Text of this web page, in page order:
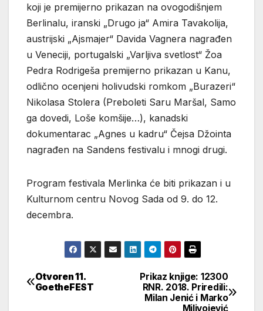
koji je premijerno prikazan na ovogodišnjem
Berlinalu, iranski „Drugo ja“ Amira Tavakolija,
austrijski „Ajsmajer“ Davida Vagnera nagrađen
u Veneciji, portugalski „Varljiva svetlost“ Žoa
Pedra Rodrigeša premijerno prikazan u Kanu,
odlično ocenjeni holivudski romkom „Burazeri“
Nikolasa Stolera (Preboleti Saru Maršal, Samo
ga dovedi, Loše komšije…), kanadski
dokumentarac „Agnes u kadru“ Čejsa Džointa
nagrađen na Sandens festivalu i mnogi drugi.
Program festivala Merlinka će biti prikazan i u
Kulturnom centru Novog Sada od 9. do 12.
decembra.
Кретање
Prikaz knjige: 12300
RNR. 2018. Priredili:
Milan Jenić i Marko
Milivojević
Otvoren 11.
GoetheFEST